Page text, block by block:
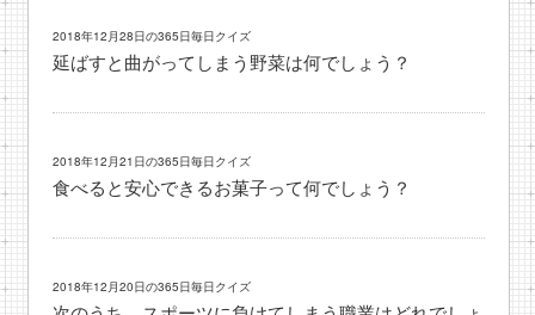
2018年12月28日の365日毎日クイズ
延ばすと曲がってしまう野菜は何でしょう？
2018年12月21日の365日毎日クイズ
食べると安心できるお菓子って何でしょう？
2018年12月20日の365日毎日クイズ